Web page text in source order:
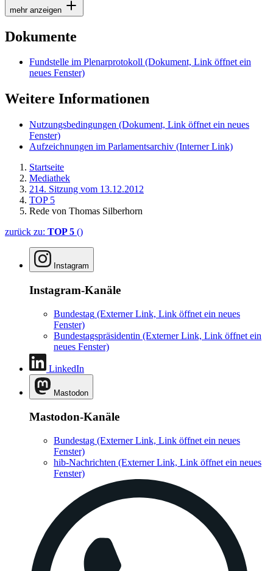
mehr anzeigen
Dokumente
Fundstelle im Plenarprotokoll (Dokument, Link öffnet ein
neues Fenster)
Weitere Informationen
Nutzungsbedingungen (Dokument, Link öffnet ein neues
Fenster)
Aufzeichnungen im Parlamentsarchiv (Interner Link)
Startseite
Mediathek
214. Sitzung vom 13.12.2012
TOP 5
Rede von Thomas Silberhorn
zurück zu: TOP 5 ()
Instagram
Instagram-Kanäle
Bundestag (Externer Link, Link öffnet ein neues
Fenster)
Bundestagspräsidentin (Externer Link, Link öffnet ein
neues Fenster)
LinkedIn
Mastodon
Mastodon-Kanäle
Bundestag (Externer Link, Link öffnet ein neues
Fenster)
hib-Nachrichten (Externer Link, Link öffnet ein neues
Fenster)